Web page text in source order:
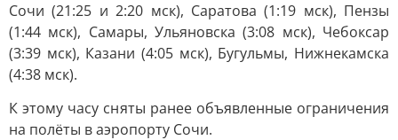
Сочи (21:25 и 2:20 мск), Саратова (1:19 мск), Пензы
(1:44 мск), Самары, Ульяновска (3:08 мск), Чебоксар
(3:39 мск), Казани (4:05 мск), Бугульмы, Нижнекамска
(4:38 мск).
К этому часу сняты ранее объявленные ограничения
на полёты в аэропорту Сочи.